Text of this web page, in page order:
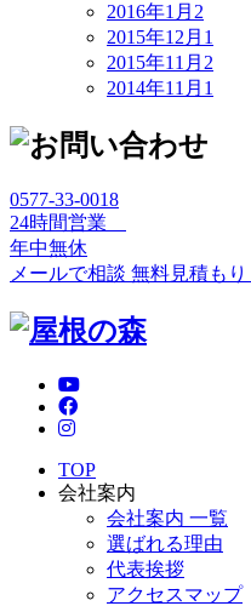
2016年1月 2
2015年12月 1
2015年11月 2
2014年11月 1
0577-33-0018
24時間営業
年中無休
メールで相談 無料見積もり
TOP
会社案内
会社案内 一覧
選ばれる理由
代表挨拶
アクセスマップ